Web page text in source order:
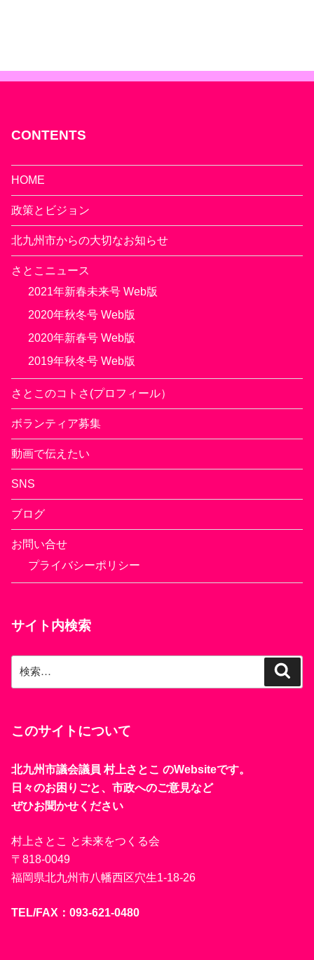
CONTENTS
HOME
政策とビジョン
北九州市からの大切なお知らせ
さとこニュース
2021年新春未来号 Web版
2020年秋冬号 Web版
2020年新春号 Web版
2019年秋冬号 Web版
さとこのコトさ(プロフィール）
ボランティア募集
動画で伝えたい
SNS
ブログ
お問い合せ
プライバシーポリシー
サイト内検索
検
このサイトについて
北九州市議会議員 村上さとこ のWebsiteです。
日々のお困りごと、市政へのご意見など
ぜひお聞かせください
村上さとこ と未来をつくる会
〒818-0049
福岡県北九州市八幡西区穴生1-18-26
TEL/FAX：093-621-0480